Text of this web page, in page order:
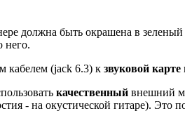
должна быть окрашена в зеленый
него.
кабелем (jack 6.3) к звуковой карте
качественный внешний
- на окустической гитаре).